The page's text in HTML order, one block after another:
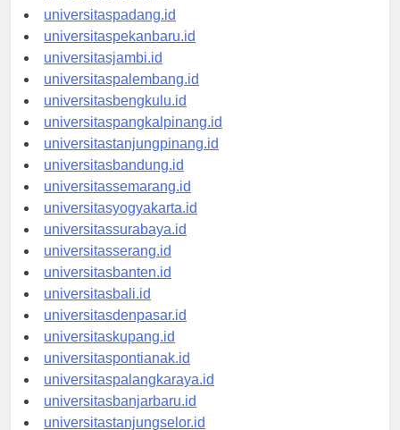
universitasmedan.id
universitaspadang.id
universitaspekanbaru.id
universitasjambi.id
universitaspalembang.id
universitasbengkulu.id
universitaspangkalpinang.id
universitastanjungpinang.id
universitasbandung.id
universitassemarang.id
universitasyogyakarta.id
universitassurabaya.id
universitasserang.id
universitasbanten.id
universitasbali.id
universitasdenpasar.id
universitaskupang.id
universitaspontianak.id
universitaspalangkaraya.id
universitasbanjarbaru.id